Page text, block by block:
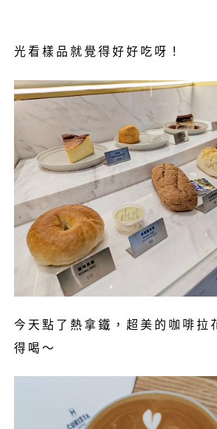
光看樣品就覺得好好吃呀！
今天點了熱拿鐵，超美的咖啡拉
得喝～